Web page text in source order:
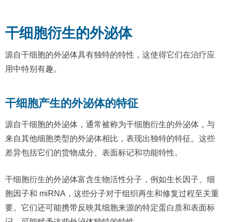
干细胞衍生的外泌体
源自干细胞的外泌体具有独特的特性，这使得它们在治疗应
用中特别有趣。
干细胞产生的外泌体的特征
源自干细胞的外泌体，通常被称为干细胞衍生的外泌体，与
来自其他细胞类型的外泌体相比，表现出独特的特征。这些
差异包括它们的货物成分、表面标记和功能特性。
干细胞衍生的外泌体富含生物活性分子，例如生长因子、细
胞因子和 miRNA，这些分子对于组织再生和修复过程至关重
要。它们还可能携带反映其细胞来源的特定蛋白质和表面标